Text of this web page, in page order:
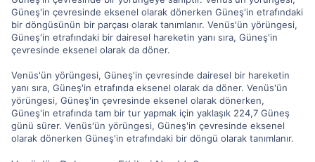
Güneş'in çevresinde eksenel olarak dönerken Güneş'in etrafındaki
bir döngüsünün bir parçası olarak tanımlanır. Venüs'ün yörüngesi,
Güneş'in etrafındaki bir dairesel hareketin yanı sıra, Güneş'in
çevresinde eksenel olarak da döner.
Venüs'ün yörüngesi, Güneş'in çevresinde dairesel bir hareketin
yanı sıra, Güneş'in etrafında eksenel olarak da döner. Venüs'ün
yörüngesi, Güneş'in çevresinde eksenel olarak dönerken,
Güneş'in etrafında tam bir tur yapmak için yaklaşık 224,7 Güneş
günü sürer. Venüs'ün yörüngesi, Güneş'in çevresinde eksenel
olarak dönerken Güneş'in etrafındaki bir döngü olarak tanımlanır.